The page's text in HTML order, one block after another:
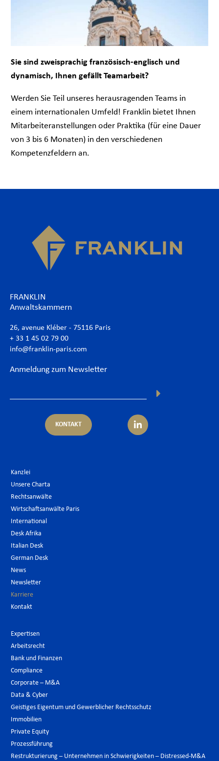
Sie sind zweisprachig französisch-englisch und
dynamisch, Ihnen gefällt Teamarbeit?
Werden Sie Teil unseres herausragenden Teams in
einem internationalen Umfeld! Franklin bietet Ihnen
Mitarbeiteranstellungen oder Praktika (für eine Dauer
von 3 bis 6 Monaten) in den verschiedenen
Kompetenzfeldern an.
FRANKLIN
Anwaltskammern
26, avenue Kléber - 75116 Paris
+ 33 1 45 02 79 00
info@franklin-paris.com
Anmeldung zum Newsletter
KONTAKT
Kanzlei
Unsere Charta
Rechtsanwälte
Wirtschaftsanwälte Paris
International
Desk Afrika
Italian Desk
German Desk
News
Newsletter
Karriere
Kontakt
Expertisen
Arbeitsrecht
Bank und Finanzen
Compliance
Corporate – M&A
Data & Cyber
Geistiges Eigentum und Gewerblicher Rechtsschutz
Immobilien
Private Equity
Prozessführung
Restrukturierung – Unternehmen in Schwierigkeiten – Distressed-M&A